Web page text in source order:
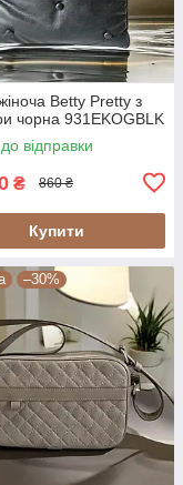
Betty Pretty з
чорна 931EKOGBLK
відправки
₴ 860 ₴
Купити
–30%